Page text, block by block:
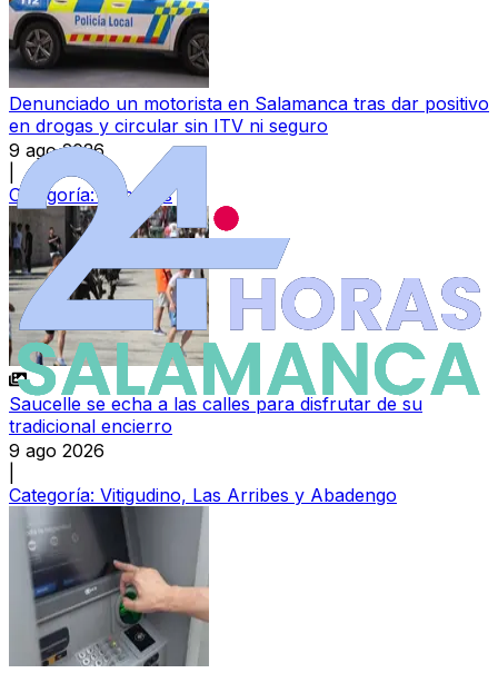
Denunciado un motorista en Salamanca tras dar positivo
en drogas y circular sin ITV ni seguro
9 ago 2026
Categoría: Sucesos
Saucelle se echa a las calles para disfrutar de su
tradicional encierro
9 ago 2026
Categoría: Vitigudino, Las Arribes y Abadengo